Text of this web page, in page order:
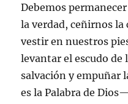
Debemos
la verdad, ceñirnos la
vestir en nuestros
levantar el escudo de
salvación y empuñar
es la Palabra de